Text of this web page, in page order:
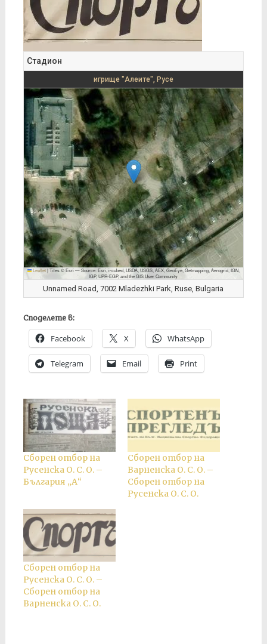
Стадион
игрище "Алеите", Русе
Leaflet |Tiles © Esri — Source: Esri, i-cubed, USDA, USGS, AEX, GeoEye, Getmapping, Aerogrid, IGN,
IGP, UPR-EGP, and the GIS User Community
Unnamed Road, 7002 Mladezhki Park, Ruse, Bulgaria
Споделете в:
Facebook X WhatsApp
Telegram Email Print
Сборен отбор на
Русенска О. С. О. –
България „А“
Сборен отбор на
Варненска О. С. О. –
Сборен отбор на
Русенска О. С. О.
Сборен отбор на
Русенска О. С. О. –
Сборен отбор на
Варненска О. С. О.